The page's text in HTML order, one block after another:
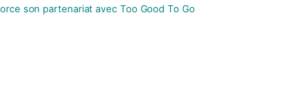
son partenariat avec Too Good To Go